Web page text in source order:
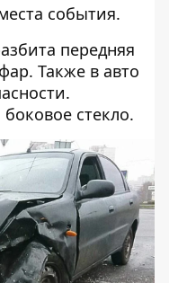
события.
передняя
Также в авто
стекло.